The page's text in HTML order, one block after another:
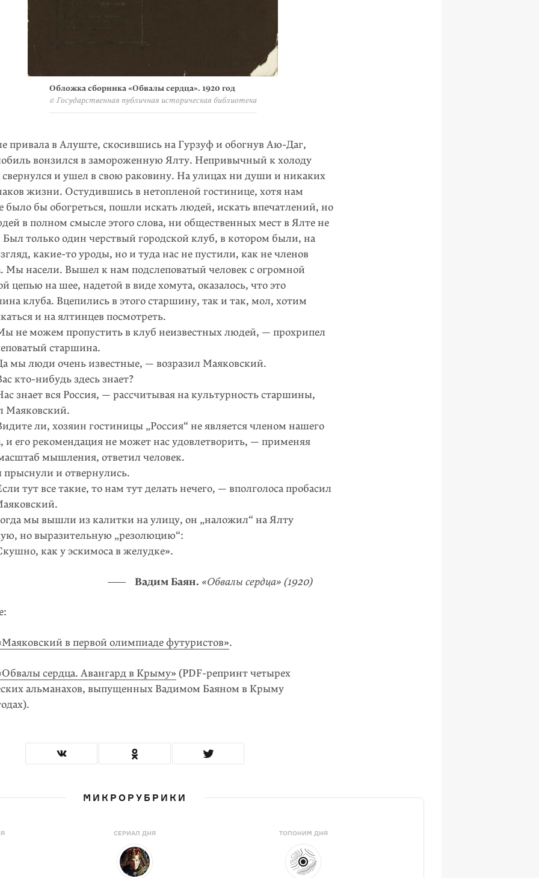
Обложка сборника «Обвалы сердца». 1920 год
© Государственная публичная историческая библиотека
привала в Алуште, скосившись на Гурзуф и обогнув Аю-Даг,
вонзился в замороженную Ялту. Непривычный к холоду
свернулся и ушел в свою раковину. На улицах ни души и никаких
жизни. Остудившись в нетопленой гостинице, хотя нам
было бы обогреться, пошли искать людей, искать впечатлений, но
в полном смысле этого слова, ни общественных мест в Ялте не
только один черствый городской клуб, в котором были, на
какие-то уроды, но и туда нас не пустили, как не членов
Мы насели. Вышел к нам подслеповатый человек с огромной
цепью на шее, надетой в виде хомута, оказалось, что это
клуба. Вцепились в этого старшину, так и так, мол, хотим
и на ялтинцев посмотреть.
не можем пропустить в клуб неизвестных людей, — прохрипел
старшина.
мы люди очень известные, — возразил Маяковский.
кто-нибудь здесь знает?
знает вся Россия, — рассчитывая на культурность старшины,
Маяковский.
ли, хозяин гостиницы „Россия“ не является членом нашего
и его рекомендация не может нас удовлетворить, — применяя
мышления, ответил человек.
и отвернулись.
тут все такие, то нам тут делать нечего, — вполголоса пробасил
мы вышли из калитки на улицу, он „наложил“ на Ялту
но выразительную „резолюцию“:
как у эскимоса в желудке».
Вадим Баян. «Обвалы сердца» (1920)
в первой олимпиаде футуристов».
сердца. Авангард в Крыму» (PDF-репринт четырех
альманахов, выпущенных Вадимом Баяном в Крыму
МИКРОРУБРИКИ
СЕРИАЛ ДНЯ ТОПОНИМ ДНЯ